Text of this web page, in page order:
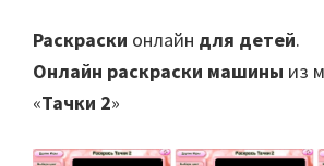
Раскраски онлайн для детей.
Онлайн раскраски машины из
«Тачки 2»